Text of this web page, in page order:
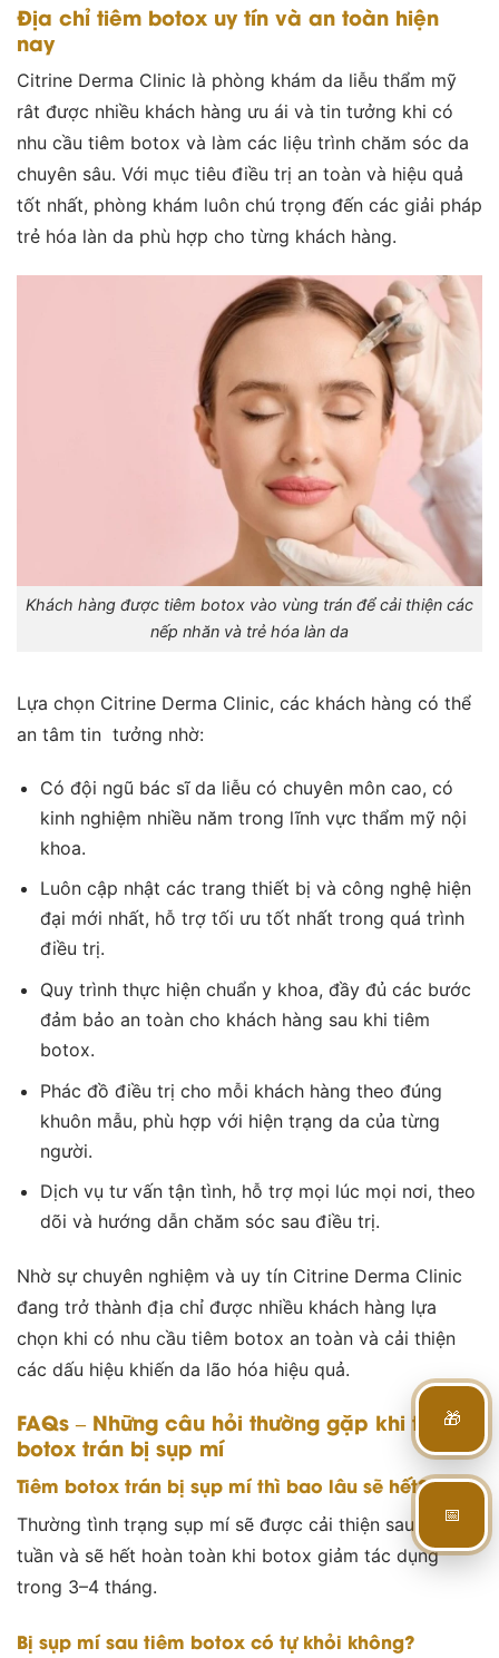
Địa chỉ tiêm botox uy tín và an toàn hiện
nay
Citrine Derma Clinic là phòng khám da liễu thẩm mỹ
rât được nhiều khách hàng ưu ái và tin tưởng khi có
nhu cầu tiêm botox và làm các liệu trình chăm sóc da
chuyên sâu. Với mục tiêu điều trị an toàn và hiệu quả
tốt nhất, phòng khám luôn chú trọng đến các giải pháp
trẻ hóa làn da phù hợp cho từng khách hàng.
Khách hàng được tiêm botox vào vùng trán để cải thiện các
nếp nhăn và trẻ hóa làn da
Lựa chọn Citrine Derma Clinic, các khách hàng có thể
an tâm tin tưởng nhờ:
Có đội ngũ bác sĩ da liễu có chuyên môn cao, có
kinh nghiệm nhiều năm trong lĩnh vực thẩm mỹ nội
khoa.
Luôn cập nhật các trang thiết bị và công nghệ hiện
đại mới nhất, hỗ trợ tối ưu tốt nhất trong quá trình
điều trị.
Quy trình thực hiện chuẩn y khoa, đầy đủ các bước
đảm bảo an toàn cho khách hàng sau khi tiêm
botox.
Phác đồ điều trị cho mỗi khách hàng theo đúng
khuôn mẫu, phù hợp với hiện trạng da của từng
người.
Dịch vụ tư vấn tận tình, hỗ trợ mọi lúc mọi nơi, theo
dõi và hướng dẫn chăm sóc sau điều trị.
Nhờ sự chuyên nghiệm và uy tín Citrine Derma Clinic
đang trở thành địa chỉ được nhiều khách hàng lựa
chọn khi có nhu cầu tiêm botox an toàn và cải thiện
các dấu hiệu khiến da lão hóa hiệu quả.
FAQs – Những câu hỏi thường gặp khi tiêm
botox trán bị sụp mí
Tiêm botox trán bị sụp mí thì bao lâu sẽ hết?
Thường tình trạng sụp mí sẽ được cải thiện sau 3–6
tuần và sẽ hết hoàn toàn khi botox giảm tác dụng
trong 3–4 tháng.
Bị sụp mí sau tiêm botox có tự khỏi không?
🎁
📅